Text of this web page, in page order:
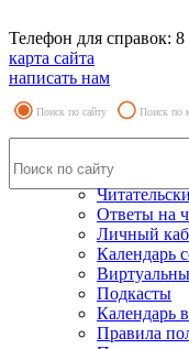
Телефон для справок:
карта сайта
написать нам
Поиск по сайту Поиск по
Ответы на
Личный
Календарь
Подкасты
Календарь
Правила